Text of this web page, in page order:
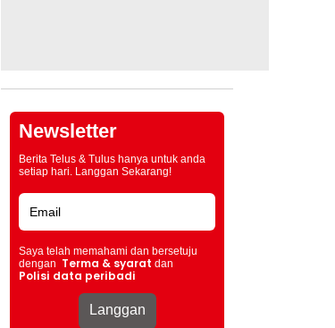
Newsletter
Berita Telus & Tulus hanya untuk anda
setiap hari. Langgan Sekarang!
Saya telah memahami dan bersetuju
dengan Terma & syarat dan
Polisi data peribadi